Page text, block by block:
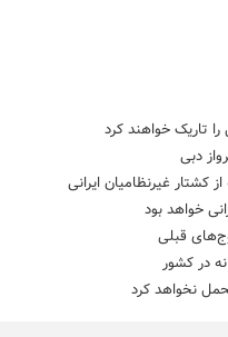
را تاریک خواهند کرد
دبی
غیرنظامیان ایرانی
خواهد بود
قبلی
در کشور
نخواهد کرد